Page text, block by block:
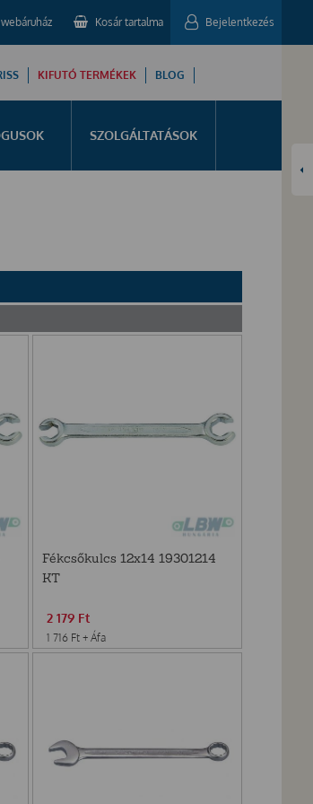
Kosár tartalma Bejelentkezés
KIFUTÓ TERMÉKEK BLOG
SZOLGÁLTATÁSOK
Fékcsőkulcs 12x14 19301214
KT
2 179 Ft
1 716 Ft + Áfa